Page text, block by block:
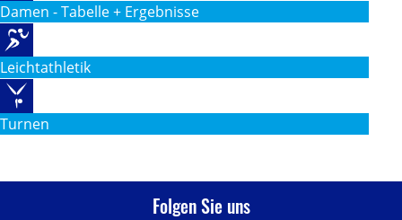
Damen - Tabelle + Ergebnisse
Leichtathletik
Turnen
Folgen Sie uns